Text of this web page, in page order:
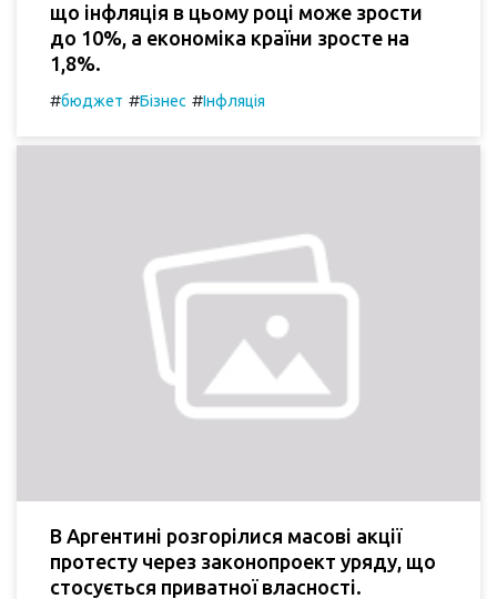
що інфляція в цьому році може зрости
до 10%, а економіка країни зросте на
1,8%.
#бюджет #Бізнес #Інфляція
В Аргентині розгорілися масові акції
протесту через законопроект уряду, що
стосується приватної власності.